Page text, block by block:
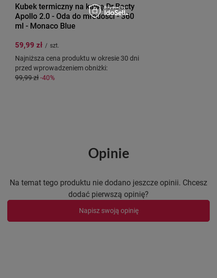
Kubek termiczny na kawę Dr.Bacty
Apollo 2.0 - Oda do młodości - 360
ml - Monaco Blue
59,99 zł / szt.
Najniższa cena produktu w okresie 30 dni
przed wprowadzeniem obniżki:
99,99 zł-40%
Opinie
Na temat tego produktu nie dodano jeszcze opinii. Chcesz
dodać pierwszą opinię?
Napisz swoją opinię